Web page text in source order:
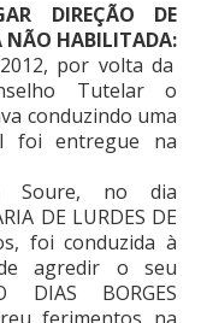
DIREÇÃO DE
NÃO HABILITADA:
por volta da
Tutelar o
conduzindo uma
foi entregue na
no dia
DE LURDES DE
foi conduzida à
agredir o seu
DIAS BORGES